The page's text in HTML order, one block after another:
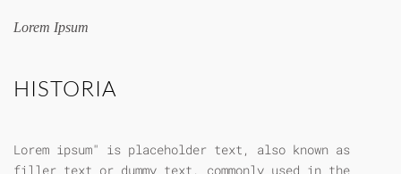
Lorem Ipsum
HISTORIA
Lorem ipsum" is placeholder text, also known as
filler text or dummy text, commonly used in the